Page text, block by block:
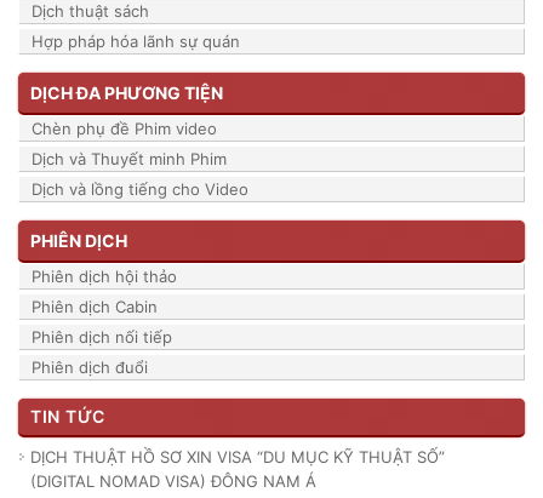
Dịch thuật sách
Hợp pháp hóa lãnh sự quán
DỊCH ĐA PHƯƠNG TIỆN
Chèn phụ đề Phim video
Dịch và Thuyết minh Phim
Dịch và lồng tiếng cho Video
PHIÊN DỊCH
Phiên dịch hội thảo
Phiên dịch Cabin
Phiên dịch nối tiếp
Phiên dịch đuổi
TIN TỨC
DỊCH THUẬT HỒ SƠ XIN VISA “DU MỤC KỸ THUẬT SỐ”
(DIGITAL NOMAD VISA) ĐÔNG NAM Á